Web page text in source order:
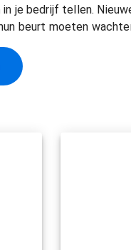
je bedrijf tellen.
beurt moeten